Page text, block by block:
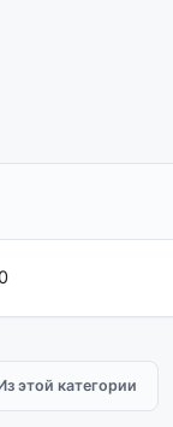
этой категории